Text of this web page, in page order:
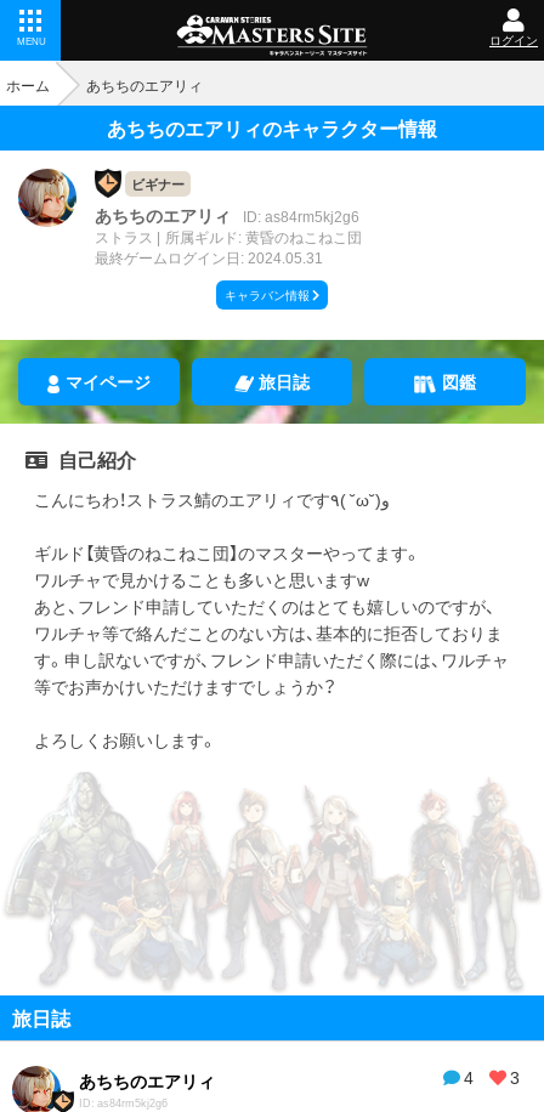
MENU ログイン
ホーム あちちのエアリィ
あちちのエアリィのキャラクター情報
ビギナー
あちちのエアリィ
ID: as84rm5kj2g6
ストラス
所属ギルド: 黄昏のねこねこ団
最終ゲームログイン日: 2024.05.31
キャラバン情報
マイページ 旅日誌 図鑑
自己紹介
こんにちわ！ストラス鯖のエアリィです٩( ˘ω˘)و
ギルド【黄昏のねこねこ団】のマスターやってます。
ワルチャで見かけることも多いと思いますw
あと、フレンド申請していただくのはとても嬉しいのですが、
ワルチャ等で絡んだことのない方は、基本的に拒否しておりま
す。申し訳ないですが、フレンド申請いただく際には、ワルチャ
等でお声かけいただけますでしょうか？
よろしくお願いします。
旅日誌
4 3
あちちのエアリィ
ID: as84rm5kj2g6